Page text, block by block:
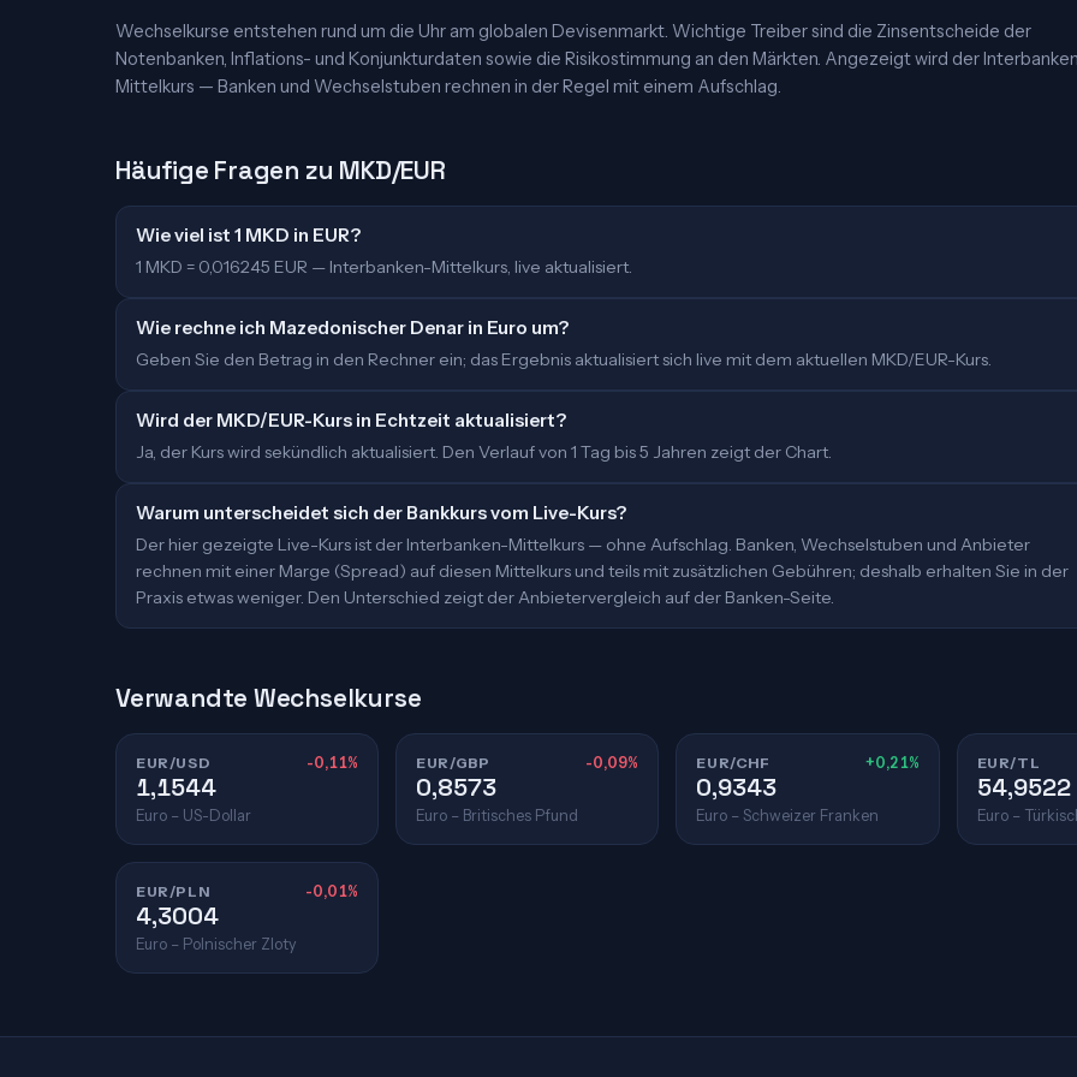
Wechselkurse entstehen rund um die Uhr am globalen Devisenmarkt. Wichtige Treiber sind die Zinsentscheide der
Notenbanken, Inflations- und Konjunkturdaten sowie die Risikostimmung an den Märkten. Angezeigt wird der
Mittelkurs — Banken und Wechselstuben rechnen in der Regel mit einem Aufschlag.
Häufige Fragen zu MKD/EUR
Wie viel ist 1 MKD in EUR?
1 MKD = 0,016245 EUR — Interbanken-Mittelkurs, live aktualisiert.
Wie rechne ich Mazedonischer Denar in Euro um?
Geben Sie den Betrag in den Rechner ein; das Ergebnis aktualisiert sich live mit dem aktuellen MKD/EUR-Kurs.
Wird der MKD/EUR-Kurs in Echtzeit aktualisiert?
Ja, der Kurs wird sekündlich aktualisiert. Den Verlauf von 1 Tag bis 5 Jahren zeigt der Chart.
Warum unterscheidet sich der Bankkurs vom Live-Kurs?
Der hier gezeigte Live-Kurs ist der Interbanken-Mittelkurs — ohne Aufschlag. Banken, Wechselstuben und Anbieter
rechnen mit einer Marge (Spread) auf diesen Mittelkurs und teils mit zusätzlichen Gebühren; deshalb erhalten Sie in der
Praxis etwas weniger. Den Unterschied zeigt der Anbietervergleich auf der Banken-Seite.
Verwandte Wechselkurse
EUR/USD -0,11%
1,1544
Euro – US-Dollar
EUR/GBP -0,09%
0,8573
Euro – Britisches Pfund
EUR/CHF +0,21%
0,9343
Euro – Schweizer Franken
EUR/TL
54,9522
Euro –
EUR/PLN -0,01%
4,3004
Euro – Polnischer Zloty